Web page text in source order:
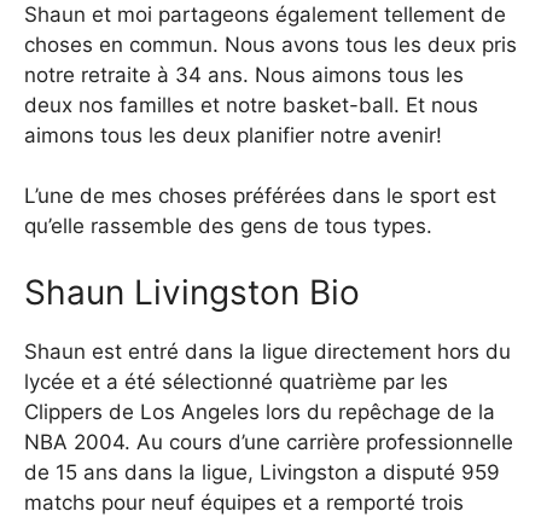
Shaun et moi partageons également tellement de
choses en commun. Nous avons tous les deux pris
notre retraite à 34 ans. Nous aimons tous les
deux nos familles et notre basket-ball. Et nous
aimons tous les deux planifier notre avenir!
L’une de mes choses préférées dans le sport est
qu’elle rassemble des gens de tous types.
Shaun Livingston Bio
Shaun est entré dans la ligue directement hors du
lycée et a été sélectionné quatrième par les
Clippers de Los Angeles lors du repêchage de la
NBA 2004. Au cours d’une carrière professionnelle
de 15 ans dans la ligue, Livingston a disputé 959
matchs pour neuf équipes et a remporté trois